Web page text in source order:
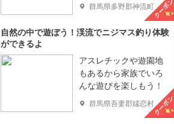
群馬県多野郡神流町クーポン
自然の中で遊ぼう！渓流でニジマス釣り体験
ができるよ
アスレチックや遊園地
もあるから家族でいろ
んな遊びを楽しもう！
群馬県吾妻郡嬬恋村クーポン